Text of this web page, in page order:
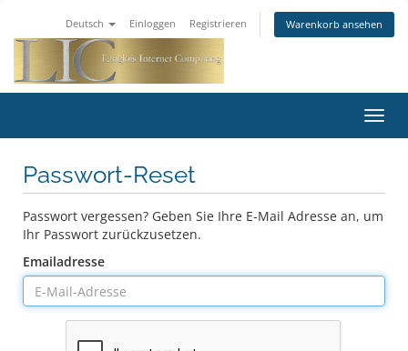
Deutsch Einloggen Registrieren Warenkorb ansehen
ein-/
Passwort-Reset
Passwort vergessen? Geben Sie Ihre E-Mail Adresse an, um
Ihr Passwort zurückzusetzen.
Emailadresse